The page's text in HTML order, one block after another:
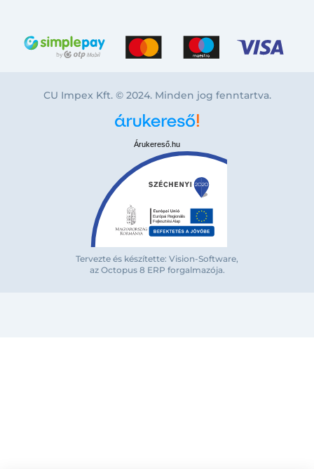
CU Impex Kft. © 2024. Minden jog fenntartva.
Árukereső.hu
Tervezte és készítette: Vision-Software,
az Octopus 8 ERP forgalmazója.